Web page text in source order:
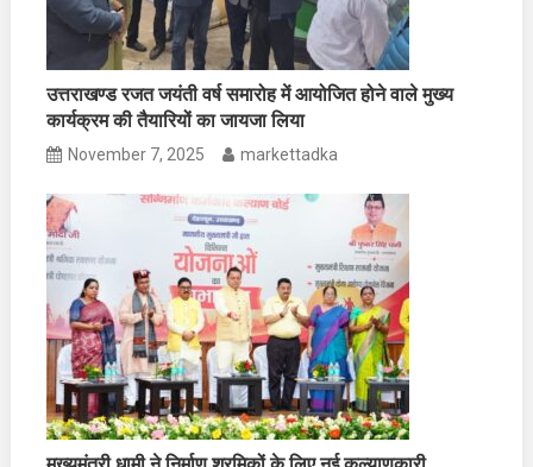
उत्तराखण्ड रजत जयंती वर्ष समारोह में आयोजित होने वाले मुख्य
कार्यक्रम की तैयारियों का जायजा लिया
November 7, 2025 markettadka